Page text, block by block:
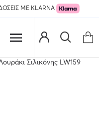
ΜΕ KLARNA